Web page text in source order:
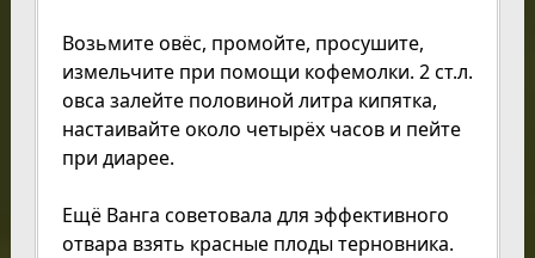
Возьмите овёс, промойте, просушите,
измельчите при помощи кофемолки. 2 ст.л.
овса залейте половиной литра кипятка,
настаивайте около четырёх часов и пейте
при диарее.
Ещё Ванга советовала для эффективного
отвара взять красные плоды терновника.